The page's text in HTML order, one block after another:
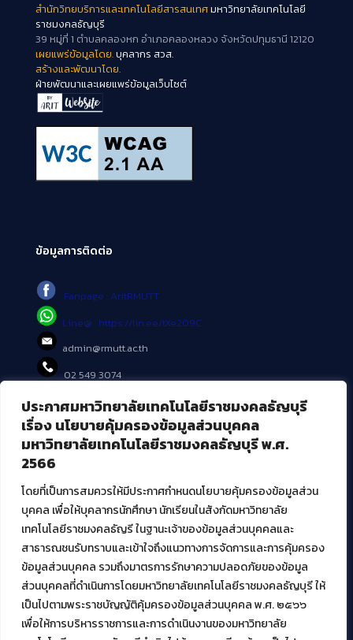
ประกาศมหาวิทยาลัยเทคโนโลยีราชมงคลธัญบุรี
เรื่อง นโยบายคุ้มครองข้อมูลส่วนบุคคล
มหาวิทยาลัยเทคโนโลยีราชมงคลธัญบุรี พ.ศ.
2566
โดยที่เป็นการสมควรให้มีประกาศกำหนดนโยบายคุ้มครองข้อมูลส่วน
บุคคล เพื่อให้บุคลากรนักศึกษา นักเรียนในสังกัดมหาวิทยาลัย
เทคโนโลยีราชมงคลธัญรี ในฐานะเจ้าของข้อมูลส่วนบุคคลและ
สาธารณชนรับทราบและเข้าใจถึงแนวทางการจัดการและการคุ้มครอง
ข้อมูลส่วนบุคคล รวมถึงมาตรการรักษาความปลอดภัยของข้อมูล
ส่วนบุคคลที่ดำเนินการโดยมหาวิทยาลัยเทคโนโลยีราชมงคลธัญบุรี ให้
เป็นไปตามพระราชบัญญัติคุ้มครองข้อมูลส่วนบุคคล พ.ศ. ๒๕๖๖
เพื่อให้การบริหารราชการและการดำเนินงานของมหาวิทยาลัย
สำนักวิทยบริการและเทคโนโลยีสารสนเทศมหาวิทยาลัยเทคโนโลยี
ราชมงคลธัญบุรี
39 หมู่ที่ 1 ตำบลคลองหก อำเภอคลองหลวง จังหวัดปทุมธานี 12120
เผยแพร่ข้อมูลโดย.บุคลากร สวส.
สร้างและพัฒนาโดย.
ฝ่ายพัฒนาและเผยแพร่ข้อมูลเว็บไซต์
ข้อมูลการติดต่อ
Fanpage : AritRMUTT
Line@ : https://lin.ee/tXe209C
admin@rmutt.ac.th
02 549 3074
บริการอื่นๆ ของ สวส.
ศูนย์สื่อดิจิทัล
ศูนย์นวัตกรรมและความรู้
สมัยใหม่ (MoSeC)
งานบริการวิชาการให้กับหน่วยงานภายนอก
โครงการส่งเสริมและพัฒนาผู้ประกอบการ SME โดย. มทร.ธัญบุรี
กิจกรรมการเชื่อมโยงเครือข่ายผู้ให้บริการเครื่องจักรกลทางการ
เกษตร ภายใต้โครงการส่งเสริมการรแปรรูปสินค้าเกษตรระดับชุมชน
กรมส่งเสริมอุตสาหกรรม